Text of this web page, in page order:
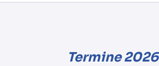
Termine 2026